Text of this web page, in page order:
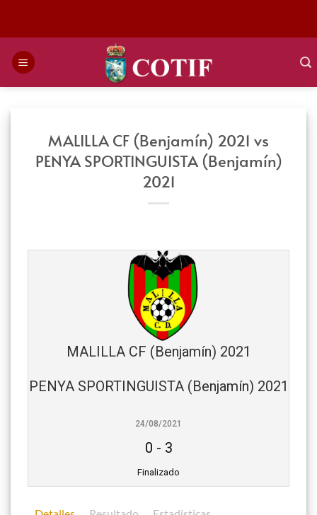
MALILLA CF (Benjamín) 2021 vs
PENYA SPORTINGUISTA (Benjamín)
2021
MALILLA CF (Benjamín) 2021
PENYA SPORTINGUISTA (Benjamín) 2021
24/08/2021
0 - 3
Finalizado